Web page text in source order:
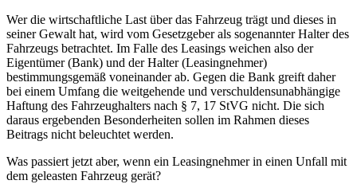
Wer die wirtschaftliche Last über das Fahrzeug trägt und dieses in
seiner Gewalt hat, wird vom Gesetzgeber als sogenannter Halter des
Fahrzeugs betrachtet. Im Falle des Leasings weichen also der
Eigentümer (Bank) und der Halter (Leasingnehmer)
bestimmungsgemäß voneinander ab. Gegen die Bank greift daher
bei einem Umfang die weitgehende und verschuldensunabhängige
Haftung des Fahrzeughalters nach § 7, 17 StVG nicht. Die sich
daraus ergebenden Besonderheiten sollen im Rahmen dieses
Beitrags nicht beleuchtet werden.
Was passiert jetzt aber, wenn ein Leasingnehmer in einen Unfall mit
dem geleasten Fahrzeug gerät?